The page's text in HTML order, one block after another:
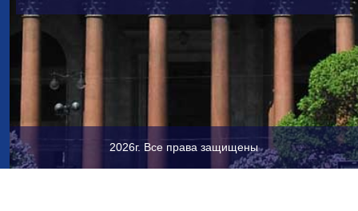
2026г. Все права защищены